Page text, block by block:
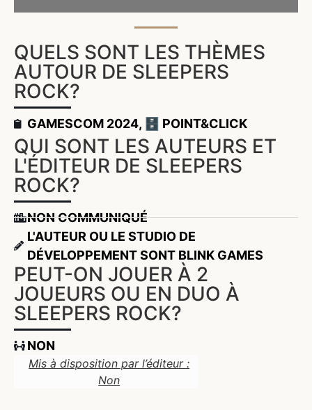
QUELS SONT LES THÈMES
AUTOUR DE SLEEPERS
ROCK?
GAMESCOM 2024, 🗄️ POINT&CLICK
QUI SONT LES AUTEURS ET
L'ÉDITEUR DE SLEEPERS
ROCK?
NON COMMUNIQUÉ
L'AUTEUR OU LE STUDIO DE
DÉVELOPPEMENT SONT BLINK GAMES
PEUT-ON JOUER À 2
JOUEURS OU EN DUO À
SLEEPERS ROCK?
NON
Mis à disposition par l’éditeur :
Non